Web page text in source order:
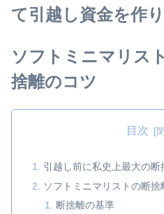
て引越し資金を作り
ソフトミニマリス
捨離のコツ
目次
引越し前に私史上最大の断
ソフトミニマリストの断捨
断捨離の基準